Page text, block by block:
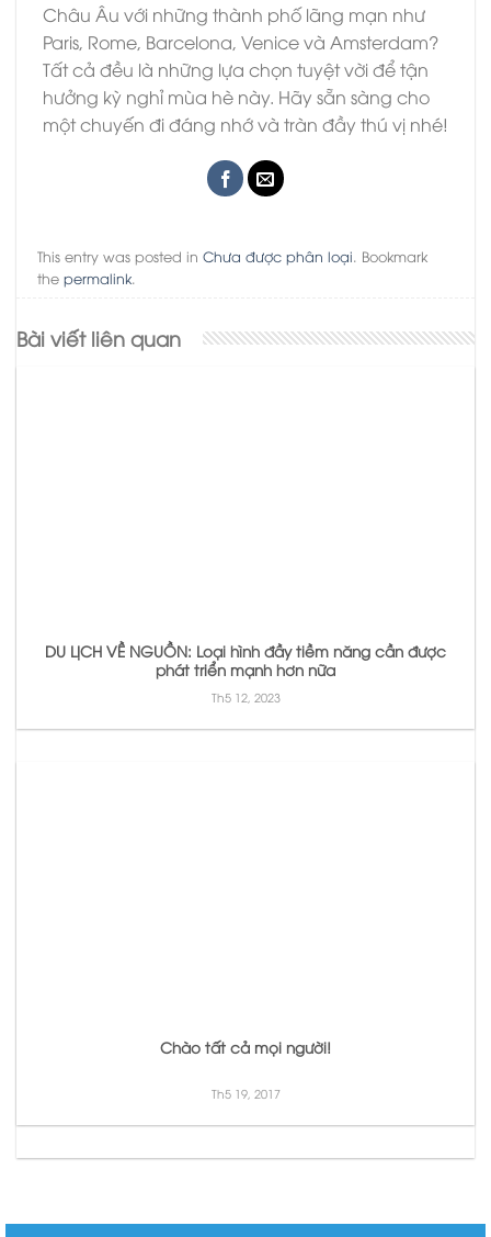
Châu Âu với những thành phố lãng mạn như
Paris, Rome, Barcelona, Venice và Amsterdam?
Tất cả đều là những lựa chọn tuyệt vời để tận
hưởng kỳ nghỉ mùa hè này. Hãy sẵn sàng cho
một chuyến đi đáng nhớ và tràn đầy thú vị nhé!
This entry was posted inChưa được phân loại. Bookmark
thepermalink.
Bài viết liên quan
DU LỊCH VỀ NGUỒN: Loại hình đầy tiềm năng cần được
phát triển mạnh hơn nữa
Th5 12, 2023
Chào tất cả mọi người!
Th5 19, 2017